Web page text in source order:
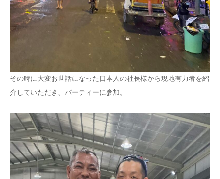
その時に大変お世話になった日本人の社長様から現地有力者を紹
介していただき、パーティーに参加。